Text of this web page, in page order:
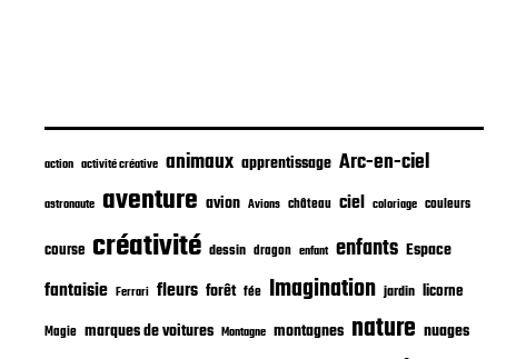
o
n
action activité créative animaux apprentissage Arc-en-ciel
astronaute aventure avion Avions château ciel coloriage couleurs
course créativité dessin dragon enfant enfants Espace
fantaisie Ferrari fleurs forêt fée Imagination jardin licorne
Magie marques de voitures Montagne montagnes nature nuages